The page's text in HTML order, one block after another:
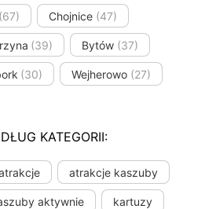
(67) Chojnice (47)
(39) Bytów (37)
(30) Wejherowo (27)
KATEGORII:
atrakcje kaszuby
aktywnie kartuzy